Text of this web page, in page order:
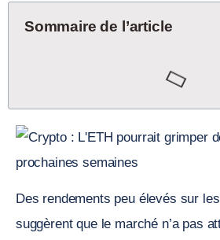
Sommaire de l’article
Des rendements peu élevés sur
suggèrent que le marché n’a pas